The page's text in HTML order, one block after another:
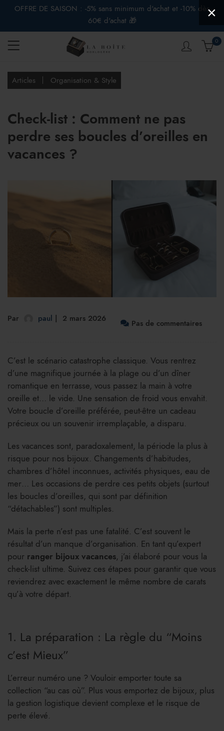
×
OFFRE DE SAISON : -5% sans minimum d'achat et -10% dès
60€ d'achat 🎁
0
Articles Organisation & Style
Check-list : Comment ne pas
perdre ses boucles d’oreilles en
vacances ?
Par paul 2 mars 2026 Pas de commentaires
C’est le scénario catastrophe classique. Vous rentrez
d’une magnifique journée à la plage ou d’un dîner
romantique en terrasse, vous passez la main à votre
oreille et… le vide. Une sensation de froid vous envahit.
Votre boucle d’oreille préférée, peut-être un cadeau
précieux ou un souvenir irremplaçable, a disparu.
Les vacances sont, paradoxalement, la période la plus à
risque pour nos bijoux. Changements d’habitudes,
chambres d’hôtel inconnues, activités physiques, eau de
mer… Les occasions de perdre ces petits objets (surtout
les boucles d’oreilles, qui sont par définition
“détachables”) sont multiples.
Mais la perte n’est pas une fatalité. C’est souvent le
résultat d’un manque d’organisation. En tant qu’expert
pour ranger bijoux vacances, j’ai élaboré pour vous la
check-list ultime. Suivez ces étapes pour garantir que vous
reviendrez avec exactement le même nombre de carats
qu’à votre départ.
1. La préparation : La règle du “Moins
c’est Mieux”
L’erreur numéro une ? Vouloir emporter toute sa
collection “au cas où”. Plus vous emportez de bijoux, plus
la gestion logistique devient complexe et le risque de
perte élevé.